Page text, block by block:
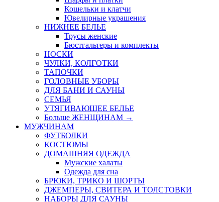
Кошельки и клатчи
Ювелирные украшения
НИЖНЕЕ БЕЛЬЕ
Трусы женские
Бюстгальтеры и комплекты
НОСКИ
ЧУЛКИ, КОЛГОТКИ
ТАПОЧКИ
ГОЛОВНЫЕ УБОРЫ
ДЛЯ БАНИ И САУНЫ
СЕМЬЯ
УТЯГИВАЮЩЕЕ БЕЛЬЕ
Больше ЖЕНЩИНАМ →
МУЖЧИНАМ
ФУТБОЛКИ
КОСТЮМЫ
ДОМАШНЯЯ ОДЕЖДА
Мужские халаты
Одежда для сна
БРЮКИ, ТРИКО И ШОРТЫ
ДЖЕМПЕРЫ, СВИТЕРА И ТОЛСТОВКИ
НАБОРЫ ДЛЯ САУНЫ